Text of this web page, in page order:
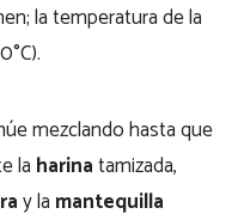
la temperatura de la
mezclando hasta que
la harinatamizada,
y la mantequilla